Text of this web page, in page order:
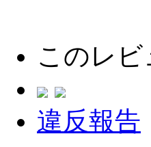
このレ
違反報告